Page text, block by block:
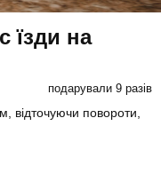
їзди на
подарували 9 разів
відточуючи повороти,